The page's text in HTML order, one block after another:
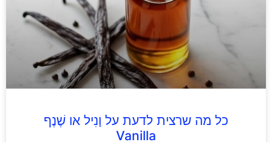
כל מה שרצית לדעת על וָנִיל או שֶׁנֶף
Vanilla